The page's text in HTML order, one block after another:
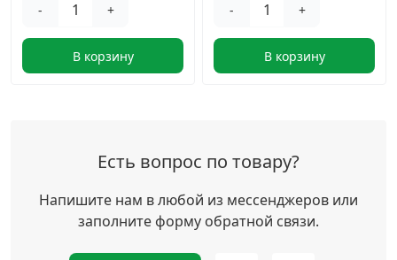
- +
В корзину
- +
В корзину
Есть вопрос по товару?
Напишите нам в любой из мессенджеров или
заполните форму обратной связи.